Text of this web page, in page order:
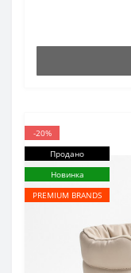
-20%
Продано
Новинка
PREMIUM BRANDS